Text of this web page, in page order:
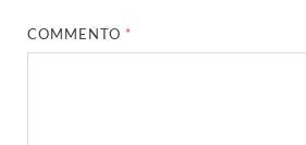
COMMENTO *